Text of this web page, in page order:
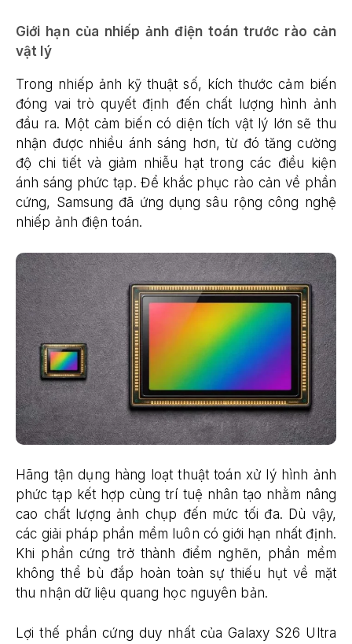
Giới hạn của nhiếp ảnh điện toán trước rào cản
vật lý
Trong nhiếp ảnh kỹ thuật số, kích thước cảm biến
đóng vai trò quyết định đến chất lượng hình ảnh
đầu ra. Một cảm biến có diện tích vật lý lớn sẽ thu
nhận được nhiều ánh sáng hơn, từ đó tăng cường
độ chi tiết và giảm nhiễu hạt trong các điều kiện
ánh sáng phức tạp. Để khắc phục rào cản về phần
cứng, Samsung đã ứng dụng sâu rộng công nghệ
nhiếp ảnh điện toán.
Hãng tận dụng hàng loạt thuật toán xử lý hình ảnh
phức tạp kết hợp cùng trí tuệ nhân tạo nhằm nâng
cao chất lượng ảnh chụp đến mức tối đa. Dù vậy,
các giải pháp phần mềm luôn có giới hạn nhất định.
Khi phần cứng trở thành điểm nghẽn, phần mềm
không thể bù đắp hoàn toàn sự thiếu hụt về mặt
thu nhận dữ liệu quang học nguyên bản.
Lợi thế phần cứng duy nhất của Galaxy S26 Ultra